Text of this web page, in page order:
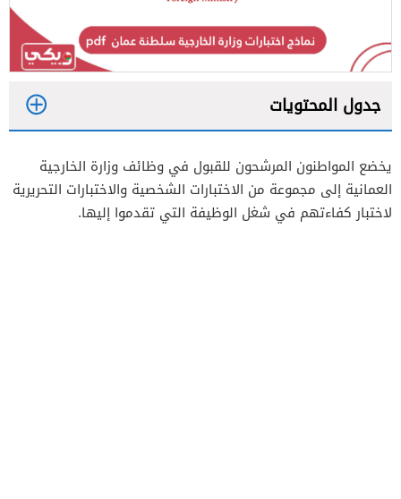
جدول المحتويات
2
يخضع المواطنون المرشحون للقبول في وظائف وزارة الخارجية
العمانية إلى مجموعة من الاختبارات الشخصية والاختبارات التحريرية
لاختبار كفاءتهم في شغل الوظيفة التي تقدموا إليها.